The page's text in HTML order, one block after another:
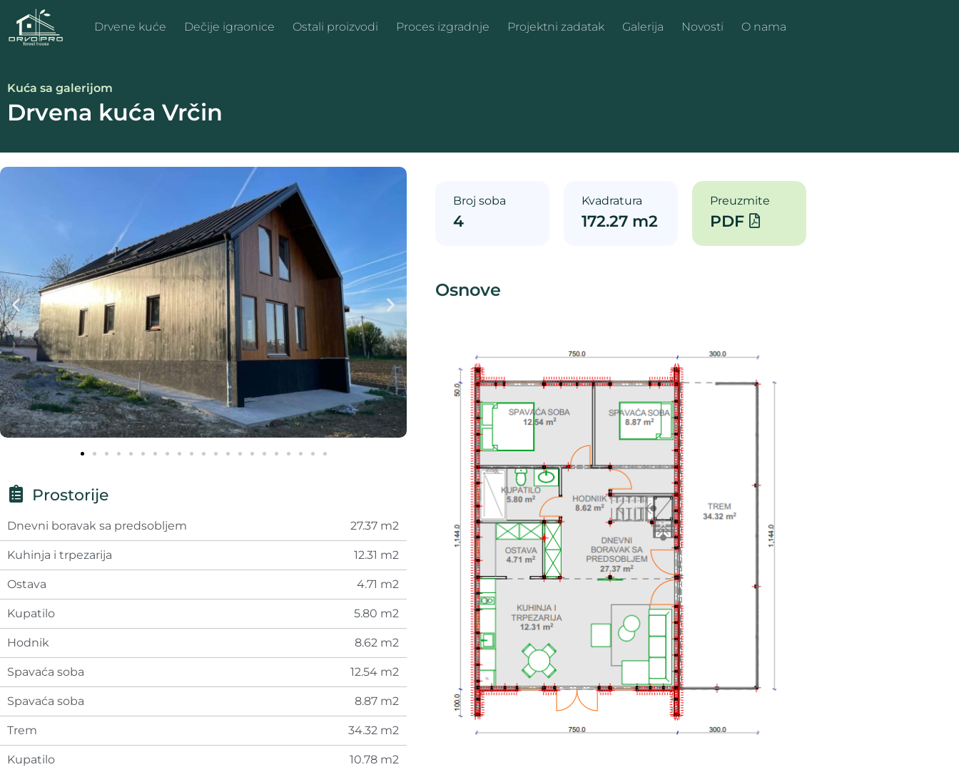
Drvene kuće Dečije igraonice Ostali proizvodi Proces izgradnje Projektni zadatak Galerija Novosti O nama
Kuća sa galerijom
Drvena kuća Vrčin
Prostorije
Dnevni boravak sa predsobljem 27.37 m2
Kuhinja i trpezarija 12.31 m2
Ostava 4.71 m2
Kupatilo 5.80 m2
Hodnik 8.62 m2
Spavaća soba 12.54 m2
Spavaća soba 8.87 m2
Trem 34.32 m2
Kupatilo 10.78 m2
Broj soba
4
Kvadratura
172.27 m2
Preuzmite
PDF
Osnove